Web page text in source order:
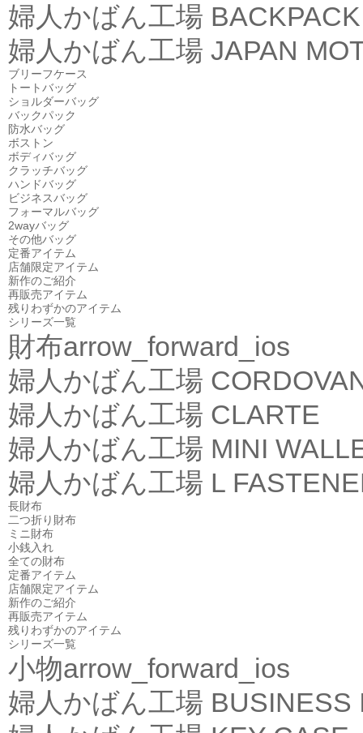
婦人かばん工場 BACKPACK
婦人かばん工場 JAPAN
ブリーフケース
トートバッグ
ショルダーバッグ
バックパック
防水バッグ
ボストン
ボディバッグ
クラッチバッグ
ハンドバッグ
ビジネスバッグ
フォーマルバッグ
2wayバッグ
その他バッグ
定番アイテム
店舗限定アイテム
新作のご紹介
再販売アイテム
残りわずかのアイテム
シリーズ一覧
財布arrow_forward_ios
婦人かばん工場
婦人かばん工場 CLARTE
婦人かばん工場 MINI
婦人かばん工場 L
長財布
二つ折り財布
ミニ財布
小銭入れ
全ての財布
定番アイテム
店舗限定アイテム
新作のご紹介
再販売アイテム
残りわずかのアイテム
シリーズ一覧
小物arrow_forward_ios
婦人かばん工場 BUSINESS